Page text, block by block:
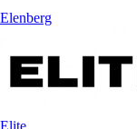
Elenberg
Elite